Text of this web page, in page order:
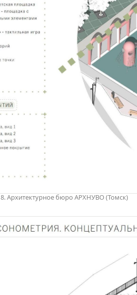
Архитектурное бюро АРХНУВО (Томск)